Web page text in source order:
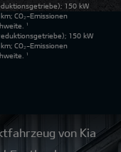
150 kW
CO₂-Emissionen
¹
150 kW
CO₂-Emissionen
¹
von Kia